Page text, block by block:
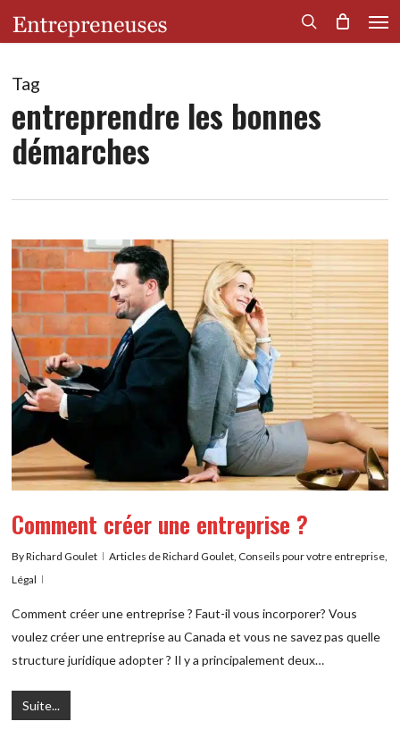
content
search
Tag
entreprendre les bonnes
démarches
Comment créer une entreprise ?
ByRichard Goulet Articles de Richard Goulet Conseils pour votre entreprise
Légal
Comment créer une entreprise ? Faut-il vous incorporer? Vous
voulez créer une entreprise au Canada et vous ne savez pas quelle
structure juridique adopter ? Il y a principalement deux…
Suite...